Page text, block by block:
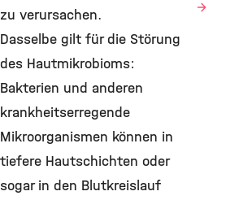
zu verursachen.
Dasselbe gilt für die Störung
des Hautmikrobioms:
Bakterien und anderen
krankheitserregende
Mikroorganismen können in
tiefere Hautschichten oder
sogar in den Blutkreislauf